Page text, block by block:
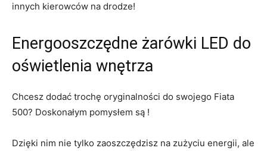
innych⁤ kierowców na drodze!
Energooszczędne żarówki ⁢LED do
oświetlenia wnętrza
Chcesz dodać trochę oryginalności do swojego Fiata
500? Doskonałym pomysłem są !
Dzięki nim ⁤nie⁢ tylko⁤ zaoszczędzisz⁣ na zużyciu energii,‌ ale